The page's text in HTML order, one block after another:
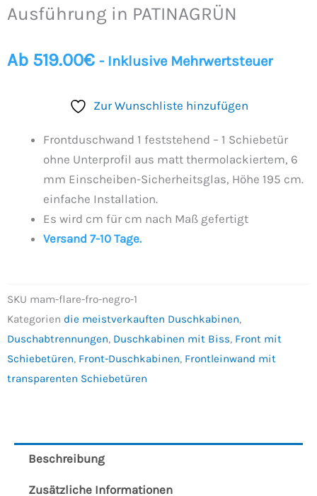
Ausführung in PATINAGRÜN
Ab 519.00€ - Inklusive Mehrwertsteuer
Zur Wunschliste hinzufügen
Frontduschwand 1 feststehend – 1 Schiebetür
ohne Unterprofil aus matt thermolackiertem, 6
mm Einscheiben-Sicherheitsglas, Höhe 195 cm.
einfache Installation.
Es wird cm für cm nach Maß gefertigt
Versand 7-10 Tage.
SKU mam-flare-fro-negro-1
Kategorien die meistverkauften Duschkabinen,
Duschabtrennungen, Duschkabinen mit Biss, Front mit
Schiebetüren, Front-Duschkabinen, Frontleinwand mit
transparenten Schiebetüren
Beschreibung
Zusätzliche Informationen